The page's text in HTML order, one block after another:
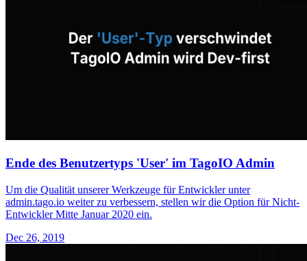
Ende des Benutzertyps 'User' im TagoIO Admin
Um die Qualität unserer Werkzeuge für Entwickler unter
admin.tago.io weiter zu verbessern, stellen wir die Option für Nicht-
Entwickler Mitte Januar 2020 ein.
Dec 26, 2019